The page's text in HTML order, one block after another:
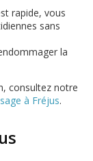
rapide, vous
sans
la
consultez notre
à Fréjus.